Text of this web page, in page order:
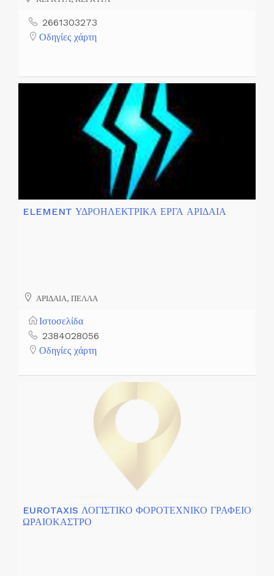
2661303273
Οδηγίες χάρτη
ELEMENT ΥΔΡΟΗΛΕΚΤΡΙΚΑ ΕΡΓΑ ΑΡΙΔΑΙΑ
ΑΡΙΔΑΙΑ, ΠΕΛΛΑ
Ιστοσελίδα
2384028056
Οδηγίες χάρτη
EUROTAXIS ΛΟΓΙΣΤΙΚΟ ΦΟΡΟΤΕΧΝΙΚΟ ΓΡΑΦΕΙΟ
ΩΡΑΙΟΚΑΣΤΡΟ